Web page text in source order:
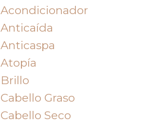
Acondicionador
Anticaída
Anticaspa
Atopía
Brillo
Cabello Graso
Cabello Seco